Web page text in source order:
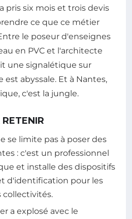
pris six mois et trois devis
ce que ce métier
le poseur d'enseignes
en PVC et l'architecte
une signalétique sur
est abyssale. Et à Nantes,
c'est la jungle.
se limite pas à poser des
: c'est un professionnel
et installe des dispositifs
d'identification pour les
collectivités.
a explosé avec le